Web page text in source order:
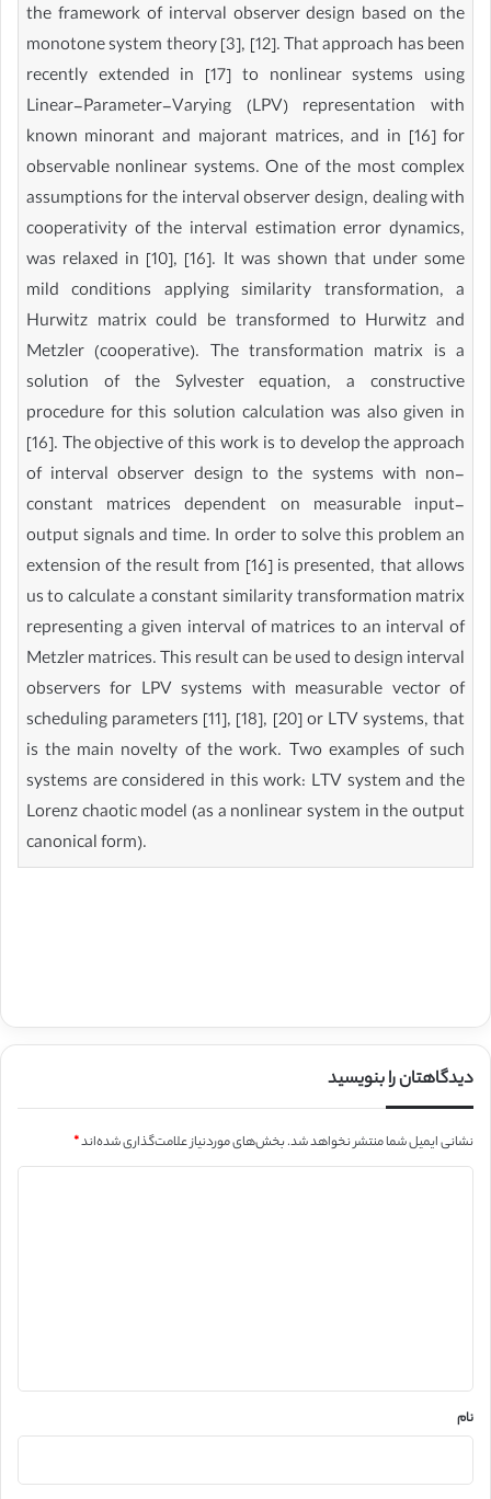
the framework of interval observer design based on the
monotone system theory [3], [12]. That approach has been
recently extended in [17] to nonlinear systems using
Linear-Parameter-Varying (LPV) representation with
known minorant and majorant matrices, and in [16] for
observable nonlinear systems. One of the most complex
assumptions for the interval observer design, dealing with
cooperativity of the interval estimation error dynamics,
was relaxed in [10], [16]. It was shown that under some
mild conditions applying similarity transformation, a
Hurwitz matrix could be transformed to Hurwitz and
Metzler (cooperative). The transformation matrix is a
solution of the Sylvester equation, a constructive
procedure for this solution calculation was also given in
[16]. The objective of this work is to develop the approach
of interval observer design to the systems with non-
constant matrices dependent on measurable input-
output signals and time. In order to solve this problem an
extension of the result from [16] is presented, that allows
us to calculate a constant similarity transformation matrix
representing a given interval of matrices to an interval of
Metzler matrices. This result can be used to design interval
observers for LPV systems with measurable vector of
scheduling parameters [11], [18], [20] or LTV systems, that
is the main novelty of the work. Two examples of such
systems are considered in this work: LTV system and the
Lorenz chaotic model (as a nonlinear system in the output
canonical form).
دیدگاهتان را بنویسید
نشانی ایمیل شما منتشر نخواهد شد.بخش‌های موردنیاز علامت‌گذاری شده‌اند*
نام